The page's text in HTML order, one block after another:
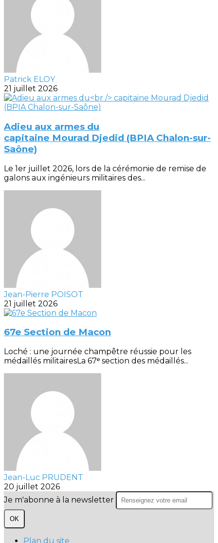
Patrick ELOY
21 juillet 2026
Adieu aux armes du
capitaine Mourad Djedid (BPIA Chalon-sur-
Saône)
Le 1er juillet 2026, lors de la cérémonie de remise de
galons aux ingénieurs militaires des...
Jean-Pierre POISOT
21 juillet 2026
67e Section de Macon
Loché : une journée champêtre réussie pour les
médaillés militairesLa 67ᵉ section des médaillés...
Jean-Luc PRUDENT
20 juillet 2026
Je m'abonne à la newsletter
OK
Plan du site